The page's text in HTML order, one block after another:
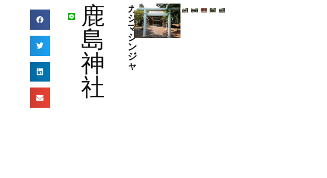
鹿
島
神
社
カ
シ
マ
ジ
ン
ジ
ャ